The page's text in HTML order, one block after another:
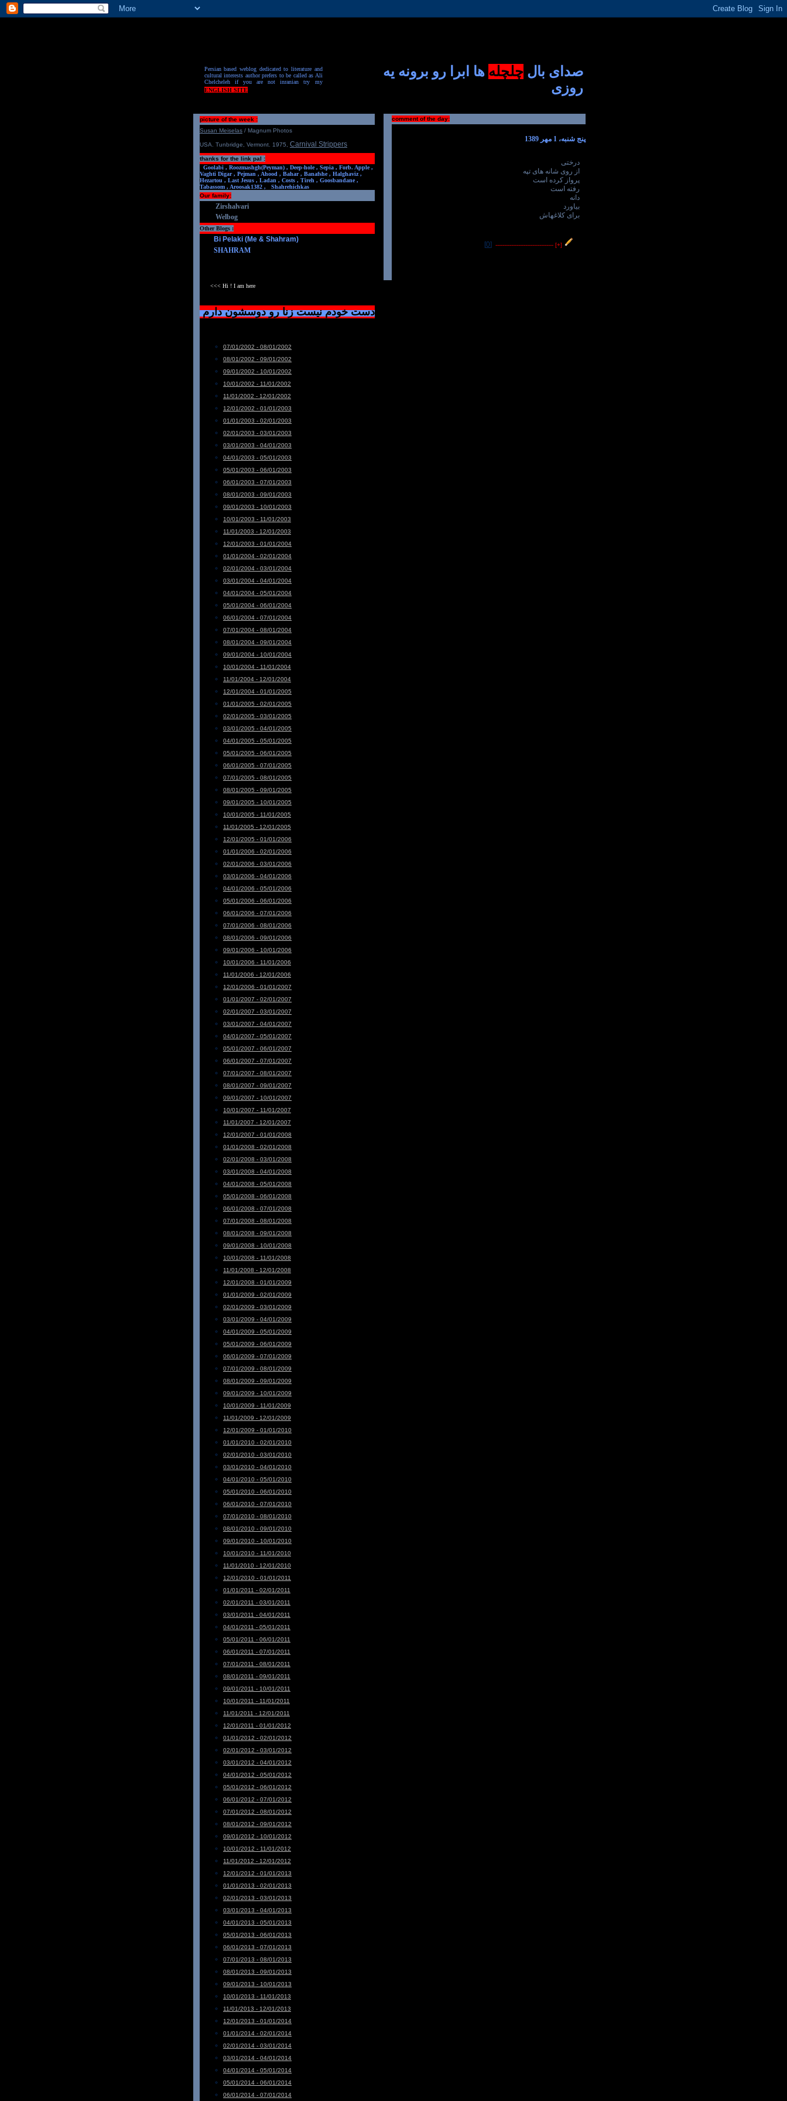
Persian based weblog dedicated to literature and
cultural interests author prefers to be called as Ali
Chelcheleh if you are not inranian try my
ENGLISH SITE
صدای بال چلچله ها ابرا رو برونه یه
روزی
comment of the day:
پنج شنبه، 1 مهر 1389
درختی
از روی شانه های تپه
پرواز کرده است
رفته است
دانه
بیاورد
برای کلاغهاش
[+]
---------------------------------
[0]
picture of the week :
Susan Meiselas / Magnum Photos
USA. Tunbridge, Vermont. 1975 Carnival Strippers
thanks for the link pal :
Goolabi , Roozmashgh(Peyman) , Deep-hole , Sepia , Forb. Apple ,
Vaghti Digar , Pejman , Ahood , Bahar , Banafshe , Halghaviz ,
Hezartou , Last Jesus , Ladan , Costs , Tireh , Goosbandane ,
Tabassom , Aroosak1382 ,
Shahrehichkas
Our family:
Zirshalvari
Welbog
Other Blogs :
Bi Pelaki (Me & Shahram)
SHAHRAM
<<< Hi ! I am here
دست خودم نیست زنا رو دوسشون دارم
07/01/2002 - 08/01/2002
08/01/2002 - 09/01/2002
09/01/2002 - 10/01/2002
10/01/2002 - 11/01/2002
11/01/2002 - 12/01/2002
12/01/2002 - 01/01/2003
01/01/2003 - 02/01/2003
02/01/2003 - 03/01/2003
03/01/2003 - 04/01/2003
04/01/2003 - 05/01/2003
05/01/2003 - 06/01/2003
06/01/2003 - 07/01/2003
08/01/2003 - 09/01/2003
09/01/2003 - 10/01/2003
10/01/2003 - 11/01/2003
11/01/2003 - 12/01/2003
12/01/2003 - 01/01/2004
01/01/2004 - 02/01/2004
02/01/2004 - 03/01/2004
03/01/2004 - 04/01/2004
04/01/2004 - 05/01/2004
05/01/2004 - 06/01/2004
06/01/2004 - 07/01/2004
07/01/2004 - 08/01/2004
08/01/2004 - 09/01/2004
09/01/2004 - 10/01/2004
10/01/2004 - 11/01/2004
11/01/2004 - 12/01/2004
12/01/2004 - 01/01/2005
01/01/2005 - 02/01/2005
02/01/2005 - 03/01/2005
03/01/2005 - 04/01/2005
04/01/2005 - 05/01/2005
05/01/2005 - 06/01/2005
06/01/2005 - 07/01/2005
07/01/2005 - 08/01/2005
08/01/2005 - 09/01/2005
09/01/2005 - 10/01/2005
10/01/2005 - 11/01/2005
11/01/2005 - 12/01/2005
12/01/2005 - 01/01/2006
01/01/2006 - 02/01/2006
02/01/2006 - 03/01/2006
03/01/2006 - 04/01/2006
04/01/2006 - 05/01/2006
05/01/2006 - 06/01/2006
06/01/2006 - 07/01/2006
07/01/2006 - 08/01/2006
08/01/2006 - 09/01/2006
09/01/2006 - 10/01/2006
10/01/2006 - 11/01/2006
11/01/2006 - 12/01/2006
12/01/2006 - 01/01/2007
01/01/2007 - 02/01/2007
02/01/2007 - 03/01/2007
03/01/2007 - 04/01/2007
04/01/2007 - 05/01/2007
05/01/2007 - 06/01/2007
06/01/2007 - 07/01/2007
07/01/2007 - 08/01/2007
08/01/2007 - 09/01/2007
09/01/2007 - 10/01/2007
10/01/2007 - 11/01/2007
11/01/2007 - 12/01/2007
12/01/2007 - 01/01/2008
01/01/2008 - 02/01/2008
02/01/2008 - 03/01/2008
03/01/2008 - 04/01/2008
04/01/2008 - 05/01/2008
05/01/2008 - 06/01/2008
06/01/2008 - 07/01/2008
07/01/2008 - 08/01/2008
08/01/2008 - 09/01/2008
09/01/2008 - 10/01/2008
10/01/2008 - 11/01/2008
11/01/2008 - 12/01/2008
12/01/2008 - 01/01/2009
01/01/2009 - 02/01/2009
02/01/2009 - 03/01/2009
03/01/2009 - 04/01/2009
04/01/2009 - 05/01/2009
05/01/2009 - 06/01/2009
06/01/2009 - 07/01/2009
07/01/2009 - 08/01/2009
08/01/2009 - 09/01/2009
09/01/2009 - 10/01/2009
10/01/2009 - 11/01/2009
11/01/2009 - 12/01/2009
12/01/2009 - 01/01/2010
01/01/2010 - 02/01/2010
02/01/2010 - 03/01/2010
03/01/2010 - 04/01/2010
04/01/2010 - 05/01/2010
05/01/2010 - 06/01/2010
06/01/2010 - 07/01/2010
07/01/2010 - 08/01/2010
08/01/2010 - 09/01/2010
09/01/2010 - 10/01/2010
10/01/2010 - 11/01/2010
11/01/2010 - 12/01/2010
12/01/2010 - 01/01/2011
01/01/2011 - 02/01/2011
02/01/2011 - 03/01/2011
03/01/2011 - 04/01/2011
04/01/2011 - 05/01/2011
05/01/2011 - 06/01/2011
06/01/2011 - 07/01/2011
07/01/2011 - 08/01/2011
08/01/2011 - 09/01/2011
09/01/2011 - 10/01/2011
10/01/2011 - 11/01/2011
11/01/2011 - 12/01/2011
12/01/2011 - 01/01/2012
01/01/2012 - 02/01/2012
02/01/2012 - 03/01/2012
03/01/2012 - 04/01/2012
04/01/2012 - 05/01/2012
05/01/2012 - 06/01/2012
06/01/2012 - 07/01/2012
07/01/2012 - 08/01/2012
08/01/2012 - 09/01/2012
09/01/2012 - 10/01/2012
10/01/2012 - 11/01/2012
11/01/2012 - 12/01/2012
12/01/2012 - 01/01/2013
01/01/2013 - 02/01/2013
02/01/2013 - 03/01/2013
03/01/2013 - 04/01/2013
04/01/2013 - 05/01/2013
05/01/2013 - 06/01/2013
06/01/2013 - 07/01/2013
07/01/2013 - 08/01/2013
08/01/2013 - 09/01/2013
09/01/2013 - 10/01/2013
10/01/2013 - 11/01/2013
11/01/2013 - 12/01/2013
12/01/2013 - 01/01/2014
01/01/2014 - 02/01/2014
02/01/2014 - 03/01/2014
03/01/2014 - 04/01/2014
04/01/2014 - 05/01/2014
05/01/2014 - 06/01/2014
06/01/2014 - 07/01/2014